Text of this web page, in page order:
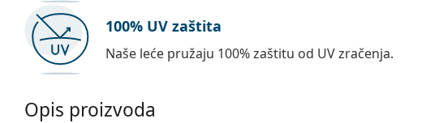
100% UV zaštita
Naše leće pružaju 100% zaštitu od UV zračenja.
Opis proizvoda